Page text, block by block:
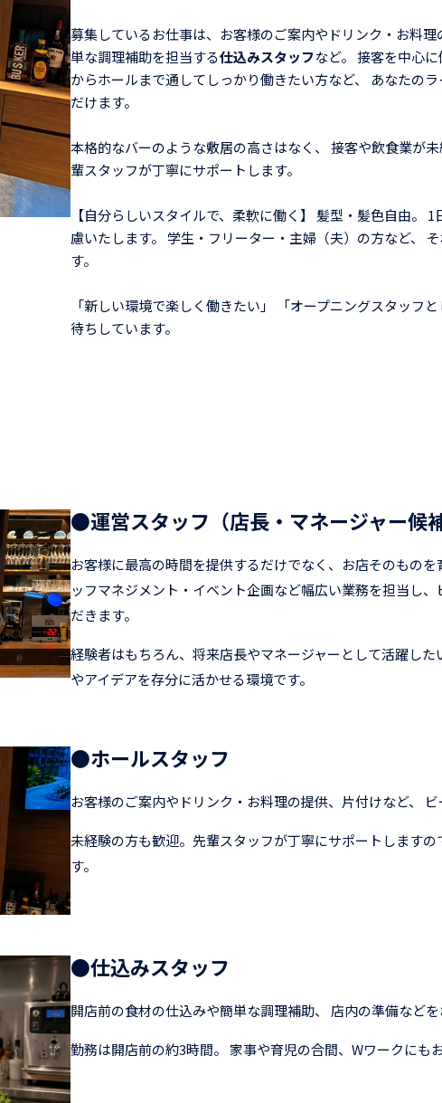
募集しているお仕事は、お客様のご案内やドリンク・お料理
単な調理補助を担当する仕込みスタッフなど。 接客を中心
からホールまで通してしっかり働きたい方など、 あなたの
だけます。
本格的なバーのような敷居の高さはなく、 接客や飲食業が
輩スタッフが丁寧にサポートします。
【自分らしいスタイルで、柔軟に働く】 髪型・髪色自由。
慮いたします。 学生・フリーター・主婦（夫）の方など、
す。
「新しい環境で楽しく働きたい」 「オープニングスタッフ
待ちしています。
●運営スタッフ（店長・マネージャー候補
お客様に最高の時間を提供するだけでなく、お店そのもの
ッフマネジメント・イベント企画など幅広い業務を担当し
だきます。
経験者はもちろん、将来店長やマネージャーとして活躍し
やアイデアを存分に活かせる環境です。
●ホールスタッフ
お客様のご案内やドリンク・お料理の提供、片付けなど、
未経験の方も歓迎。先輩スタッフが丁寧にサポートします
す。
●仕込みスタッフ
開店前の食材の仕込みや簡単な調理補助、 店内の準備などを
勤務は開店前の約3時間。 家事や育児の合間、Wワークにも